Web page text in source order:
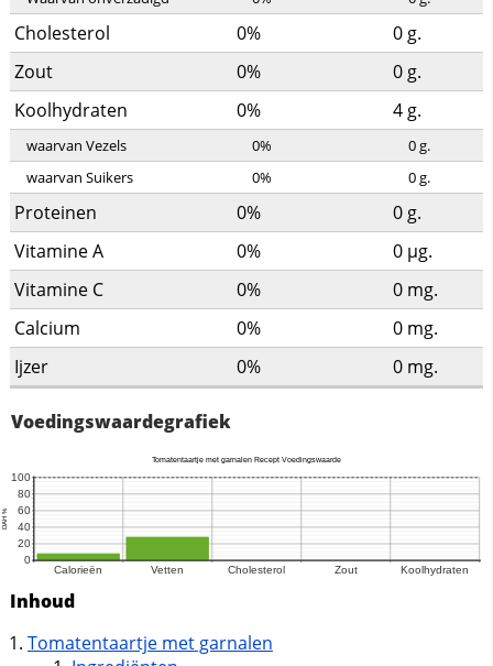
Cholesterol 0% 0 g.
Zout
0% 0 g.
Koolhydraten
0% 4 g.
waarvan Vezels 0% 0g.
waarvan Suikers
0% 0g.
Proteinen 0% 0 g.
Vitamine A
0% 0 µg.
Vitamine C
0% 0 mg.
Calcium
0% 0 mg.
Ijzer
0% 0 mg.
Voedingswaardegrafiek
Inhoud
Tomatentaartje met garnalen